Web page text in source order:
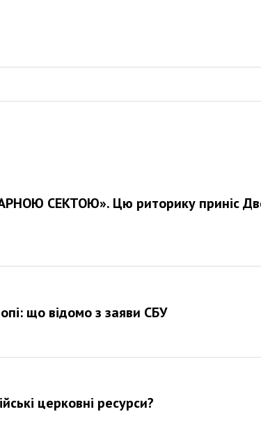
СЕКТОЮ». Цю риторику приніс
що відомо з заяви СБУ
церковні ресурси?